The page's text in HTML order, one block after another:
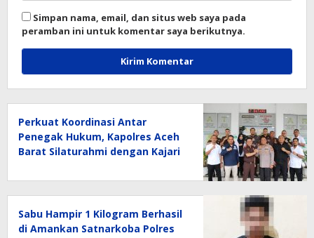
Simpan nama, email, dan situs web saya pada
peramban ini untuk komentar saya berikutnya.
Perkuat Koordinasi Antar
Penegak Hukum, Kapolres Aceh
Barat Silaturahmi dengan Kajari
Sabu Hampir 1 Kilogram Berhasil
di Amankan Satnarkoba Polres